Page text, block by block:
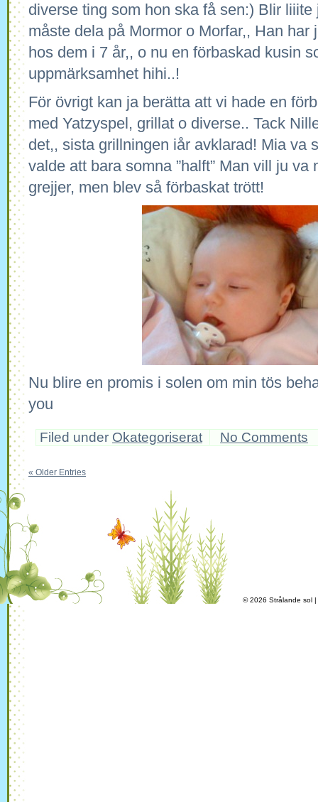
diverse ting som hon ska få sen:) Blir
måste dela på Mormor o Morfar,, Han har
hos dem i 7 år,, o nu en förbaskad kusin
uppmärksamhet hihi..!
För övrigt kan ja berätta att vi hade en
med Yatzyspel, grillat o diverse.. Tack
det,, sista grillningen iår avklarad! Mia va
valde att bara somna ”halft” Man vill ju va
grejjer, men blev så förbaskat trött!
Nu blire en promis i solen om min tös
you
Filed under Okategoriserat No Comments
« Older Entries
© 2026 Strålande sol |